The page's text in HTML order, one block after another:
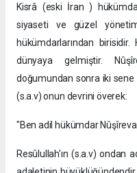
Kisrâ (eski İran )
siyaseti ve güzel
hükümdarlarından
dünyaya gelmiştir.
doğumundan sonra iki
(s.a.v) onun devrini överek:
"Ben adil hükümdar
Resûlullah'ın (s.a.v) ondan